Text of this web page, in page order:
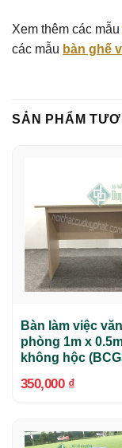
Xem thêm các mẫu
các mẫu bàn ghế
SẢN PHẨM
Bàn làm việc văn
phòng 1m x
không hộc
350,000 ₫